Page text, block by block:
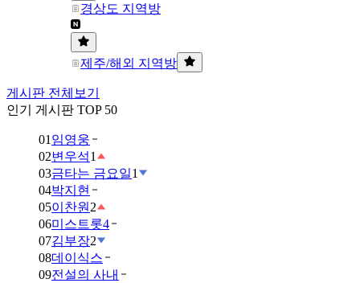
경상도 지역방
제주/해외 지역방
게시판 전체보기
인기 게시판 TOP 50
01 임영웅
02변우석1
03금타는 금요일1
04박지현
05이찬원 2
06미스트롯4
07김부장2
08데이식스
09전설의 사내